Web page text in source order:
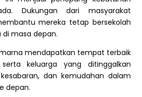
Dukungan dari masyarakat
mereka tetap bersekolah
masa depan.
mendapatkan tempat terbaik
keluarga yang ditinggalkan
dan kemudahan dalam
depan.